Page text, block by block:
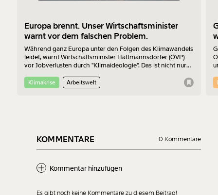
Europa brennt. Unser Wirtschaftsminister
warnt vor dem falschen Problem.
Während ganz Europa unter den Folgen des Klimawandels
leidet, warnt Wirtschaftsminister Hattmannsdorfer (ÖVP)
vor Jobverlusten durch "Klimaideologie". Das ist nicht nur
falsch.
Klimakrise Arbeitswelt
KOMMENTARE 0 Kommentare
Kommentar hinzufügen
Es gibt noch keine Kommentare zu diesem Beitrag!